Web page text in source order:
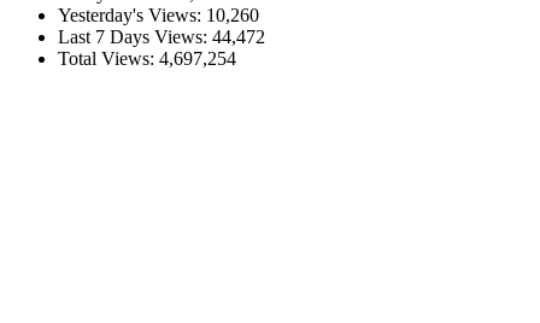
Yesterday's Views: 10,260
Last 7 Days Views: 44,472
Total Views: 4,697,254